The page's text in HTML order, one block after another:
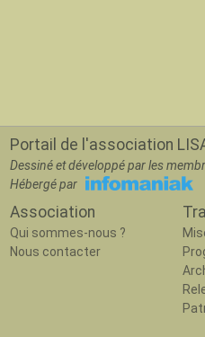
Portail de l'association
Dessiné et développé par les
Hébergé par
Association
Qui sommes-nous ?
Nous contacter